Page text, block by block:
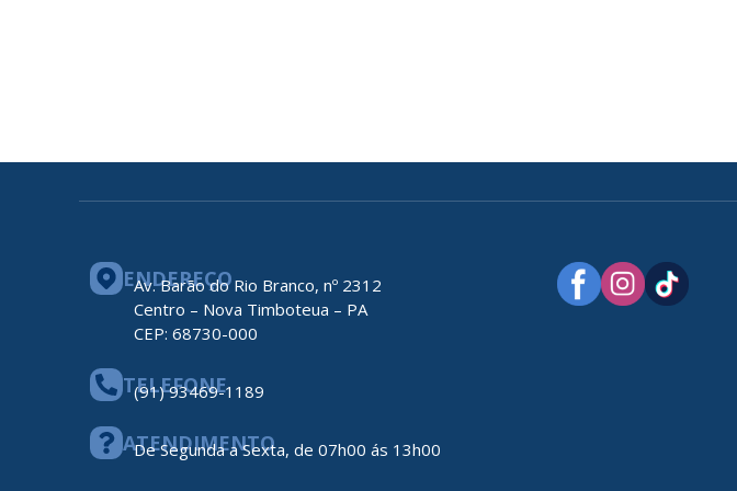
ENDEREÇO
Av. Barão do Rio Branco, nº 2312
Centro – Nova Timboteua – PA
CEP: 68730-000
TELEFONE
(91) 93469-1189
ATENDIMENTO
De Segunda a Sexta, de 07h00 ás 13h00